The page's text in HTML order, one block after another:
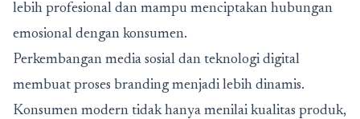
lebih profesional dan mampu menciptakan hubungan
emosional dengan konsumen.
Perkembangan media sosial dan teknologi digital
membuat proses branding menjadi lebih dinamis.
Konsumen modern tidak hanya menilai kualitas produk,